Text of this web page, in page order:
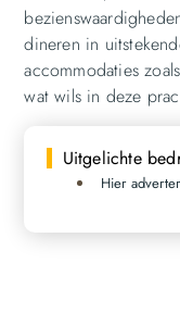
dineren in
accommodaties
wat wils in deze
Uitgelichte
Hier